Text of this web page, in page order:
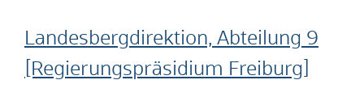
Landesbergdirektion, Abteilung 9
[Regierungspräsidium Freiburg]